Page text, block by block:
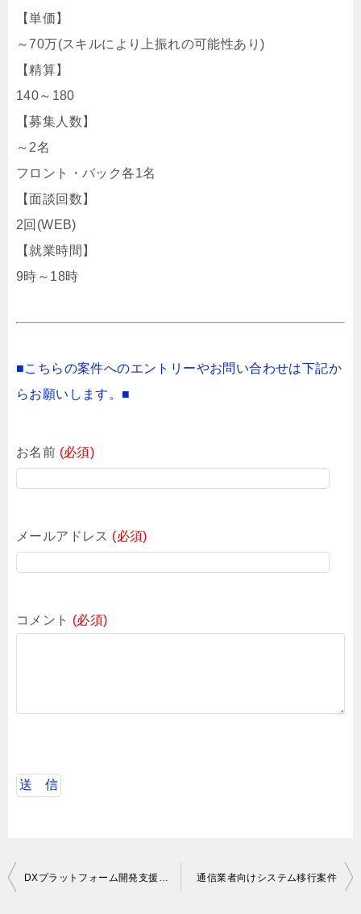
【単価】
～70万(スキルにより上振れの可能性あり)
【精算】
140～180
【募集人数】
～2名
フロント・バック各1名
【面談回数】
2回(WEB)
【就業時間】
9時～18時
■こちらの案件へのエントリーやお問い合わせは下記か
らお願いします。■
お名前 (必須)
メールアドレス (必須)
コメント (必須)
投
DXプラットフォーム開発支援（フロントエンド） 通信業者向けシステム移行案件